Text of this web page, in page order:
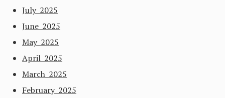
July 2025
June 2025
May 2025
April 2025
March 2025
February 2025